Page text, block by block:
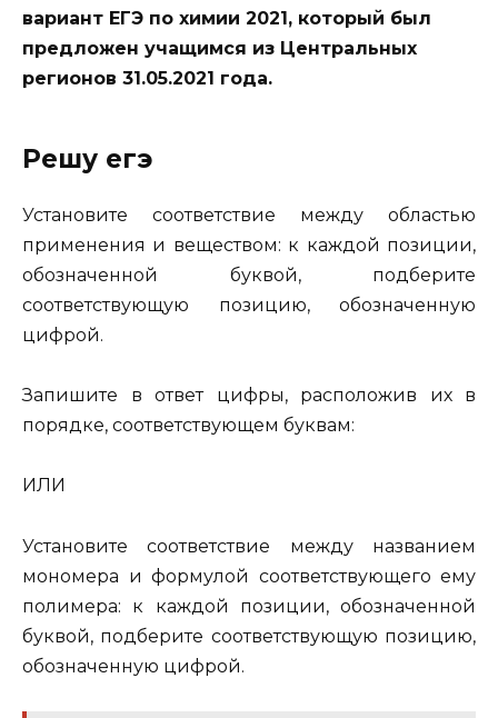
вариант ЕГЭ по химии 2021, который был
предложен учащимся из Центральных
регионов 31.05.2021 года.
Решу егэ
Установите соответствие между областью
применения и веществом: к каждой позиции,
обозначенной буквой, подберите
соответствующую позицию, обозначенную
цифрой.
Запишите в ответ цифры, расположив их в
порядке, соответствующем буквам:
ИЛИ
Установите соответствие между названием
мономера и формулой соответствующего ему
полимера: к каждой позиции, обозначенной
буквой, подберите соответствующую позицию,
обозначенную цифрой.